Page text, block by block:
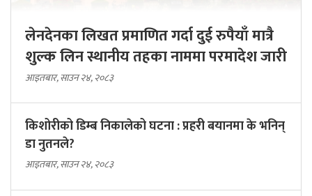
लेनदेनका लिखत प्रमाणित गर्दा दुई रुपैयाँ मात्रै
शुल्क लिन स्थानीय तहका नाममा परमादेश जारी
आइतबार, साउन २४, २०८३
किशोरीको डिम्ब निकालेको घटना : प्रहरी बयानमा के भनिन्
डा नुतनले?
आइतबार, साउन २४, २०८३